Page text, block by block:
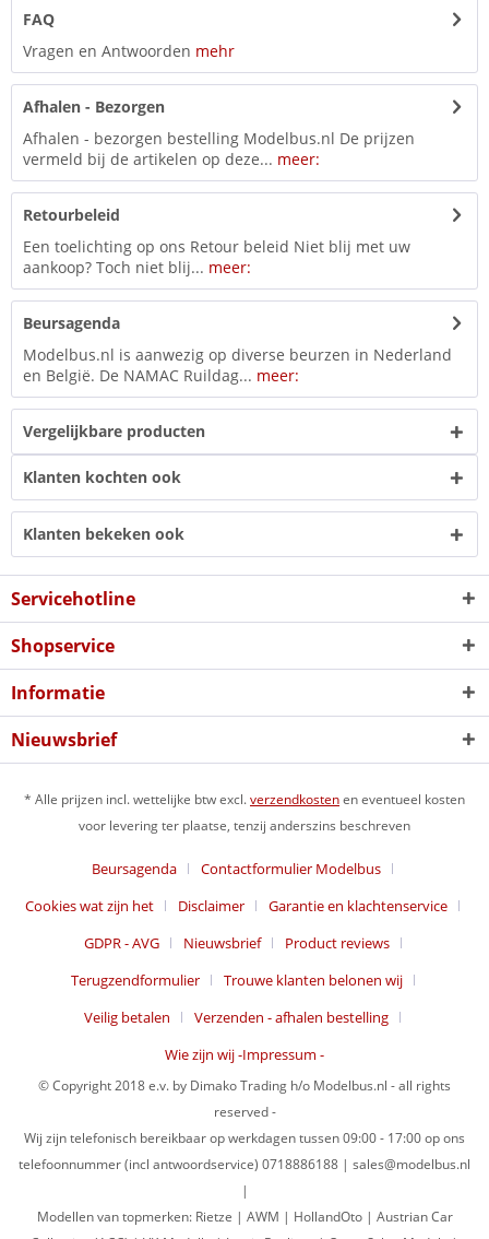
FAQ
Vragen en Antwoorden mehr
Afhalen - Bezorgen
Afhalen - bezorgen bestelling Modelbus.nl De prijzen
vermeld bij de artikelen op deze... meer:
Retourbeleid
Een toelichting op ons Retour beleid Niet blij met uw
aankoop? Toch niet blij... meer:
Beursagenda
Modelbus.nl is aanwezig op diverse beurzen in Nederland
en België. De NAMAC Ruildag... meer:
Vergelijkbare producten
Klanten kochten ook
Klanten bekeken ook
Servicehotline
Shopservice
Informatie
Nieuwsbrief
* Alle prijzen incl. wettelijke btw excl.verzendkostenen eventueel kosten
voor levering ter plaatse, tenzij anderszins beschreven
Beursagenda
Contactformulier Modelbus
Cookies wat zijn het
Disclaimer
Garantie en klachtenservice
GDPR - AVG
Nieuwsbrief
Product reviews
Terugzendformulier
Trouwe klanten belonen wij
Veilig betalen
Verzenden - afhalen bestelling
Wie zijn wij -Impressum -
© Copyright 2018 e.v. by Dimako Trading h/o Modelbus.nl - all rights
reserved -
Wij zijn telefonisch bereikbaar op werkdagen tussen 09:00 - 17:00 op ons
telefoonnummer (incl antwoordservice) 0718886188 | sales@modelbus.nl
|
Modellen van topmerken: Rietze | AWM | HollandOto | Austrian Car